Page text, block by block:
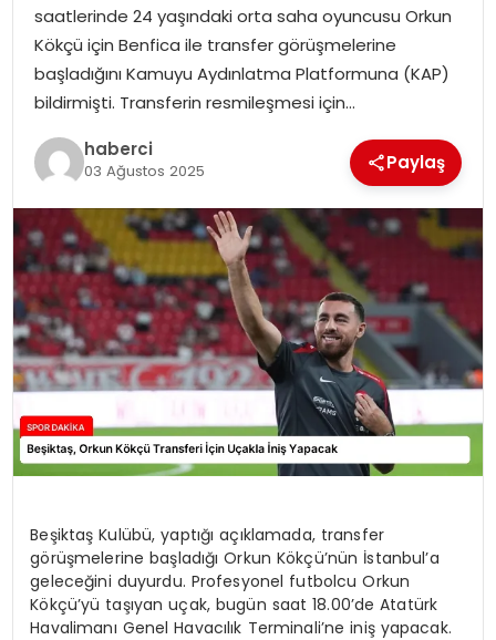
SIYASET
SPOR
TEKNOLOJI
saatlerinde 24 yaşındaki orta saha oyuncusu Orkun
Kökçü için Benfica ile transfer görüşmelerine
başladığını Kamuyu Aydınlatma Platformuna (KAP)
bildirmişti. Transferin resmileşmesi için…
haberci
03 Ağustos 2025 Paylaş
Beşiktaş Kulübü, yaptığı açıklamada, transfer
görüşmelerine başladığı Orkun Kökçü’nün İstanbul’a
geleceğini duyurdu. Profesyonel futbolcu Orkun
Kökçü’yü taşıyan uçak, bugün saat 18.00’de Atatürk
Havalimanı Genel Havacılık Terminali’ne iniş yapacak.